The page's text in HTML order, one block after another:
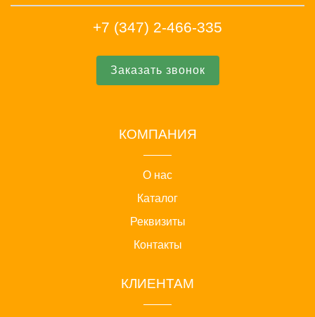
+7 (347) 2-466-335
Заказать звонок
КОМПАНИЯ
О нас
Каталог
Реквизиты
Контакты
КЛИЕНТАМ